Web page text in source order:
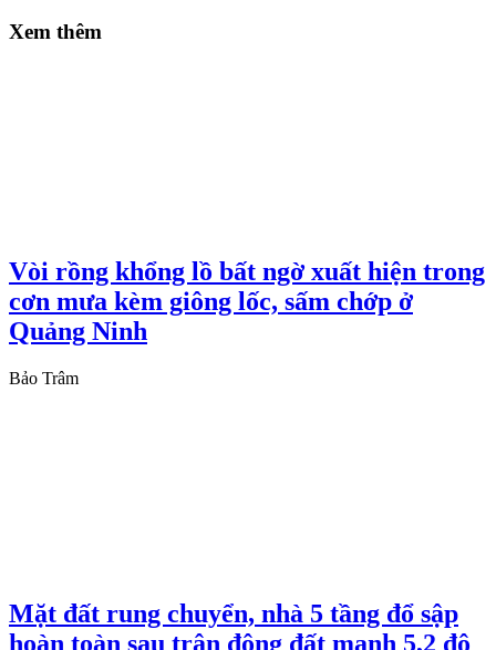
Xem thêm
Vòi rồng khổng lồ bất ngờ xuất hiện trong
cơn mưa kèm giông lốc, sấm chớp ở
Quảng Ninh
Bảo Trâm
Mặt đất rung chuyển, nhà 5 tầng đổ sập
hoàn toàn sau trận động đất mạnh 5,2 độ